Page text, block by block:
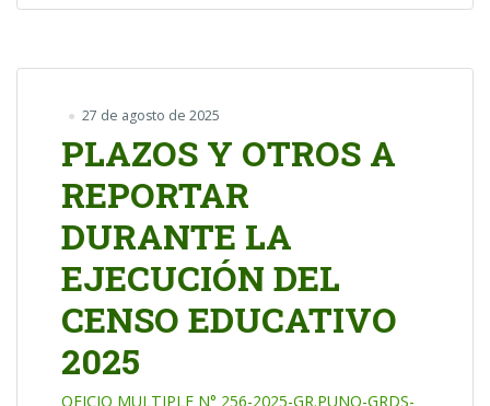
27 de agosto de 2025
PLAZOS Y OTROS A
REPORTAR
DURANTE LA
EJECUCIÓN DEL
CENSO EDUCATIVO
2025
OFICIO MULTIPLE N° 256-2025-GR.PUNO-GRDS-